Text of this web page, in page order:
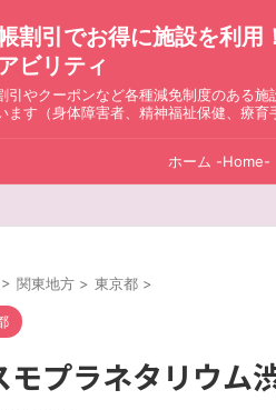
割引でお得に施設を利
ビリティ
引やクーポンなど各種減免制度のある施
ます（身体障害者、精神福祉保健、療育
ホーム -Home-
> 関東地方 > 東京都 >
モプラネタリウム